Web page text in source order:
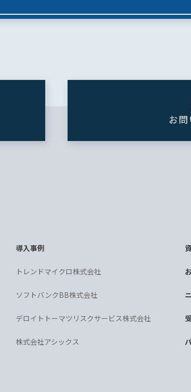
お
導入事例
トレンドマイクロ株式会社
ソフトバンクBB株式会社
デロイトトーマツリスクサービス株式会社
株式会社アシックス